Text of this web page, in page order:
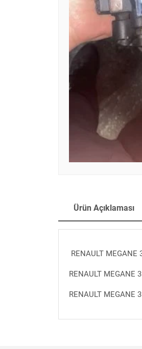
Ürün Açıklaması
RENAULT MEGANE
RENAULT MEGANE
RENAULT MEGANE